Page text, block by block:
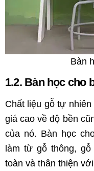
Bàn
1.2. Bàn học cho
Chất liệu gỗ tự
giá cao về độ bền
của nó. Bàn học
làm từ gỗ thông,
toàn và thân thiện